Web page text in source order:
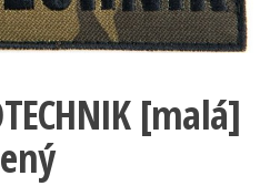
[malá]